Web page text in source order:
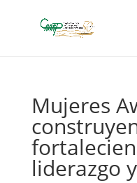
Mujeres
liderazgo